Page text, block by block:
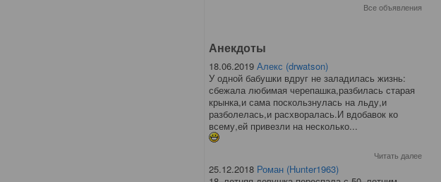
Все объявления
Анекдоты
18.06.2019 Алекс (drwatson)
У одной бабушки вдруг не заладилась жизнь:
сбежала любимая черепашка,разбилась старая
крынка,и сама поскользнулась на льду,и
разболелась,и расхворалась.И вдобавок ко
всему,ей привезли на несколько...
Читать далее
25.12.2018 Роман (Hunter1963)